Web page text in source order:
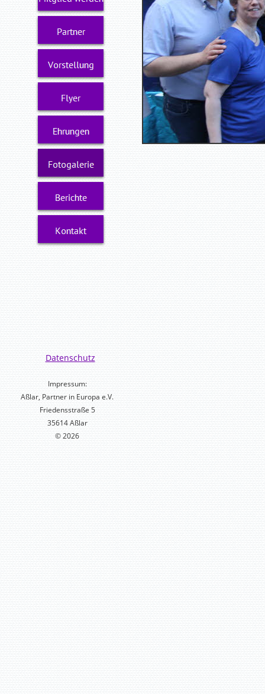
Impressum:
Aßlar, Partner in Europa e.V.
Friedensstraße 5
35614 Aßlar
© 2026
Datenschutz